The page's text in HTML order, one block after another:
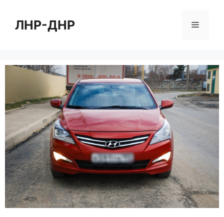
содержимому
ЛНР-ДНР Меню